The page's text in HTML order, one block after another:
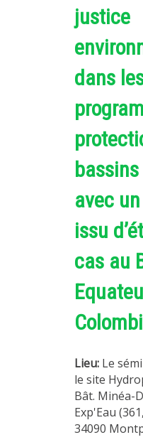
justice
dans
avec
issu
cas au
Lieu: Le
le site
Bât. Minéa-
Exp'Eau
34090